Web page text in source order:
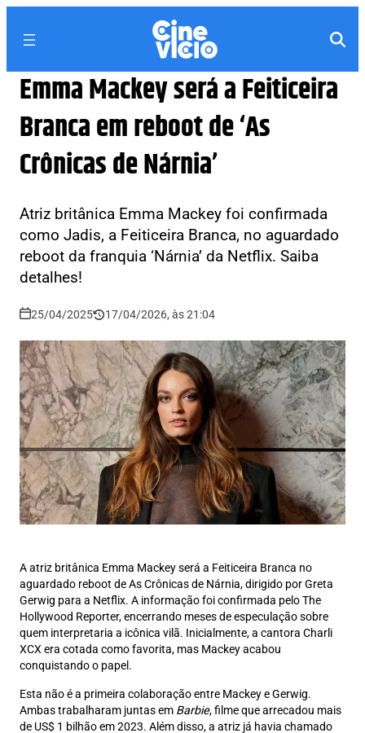
Emma Mackey será a Feiticeira
Branca em reboot de ‘As
Crônicas de Nárnia’
Atriz britânica Emma Mackey foi confirmada
como Jadis, a Feiticeira Branca, no aguardado
reboot da franquia ‘Nárnia’ da Netflix. Saiba
detalhes!
25/04/2025 17/04/2026, às 21:04
A atriz britânica Emma Mackey será a Feiticeira Branca no
aguardado reboot de As Crônicas de Nárnia, dirigido por Greta
Gerwig para a Netflix. A informação foi confirmada pelo The
Hollywood Reporter, encerrando meses de especulação sobre
quem interpretaria a icônica vilã. Inicialmente, a cantora Charli
XCX era cotada como favorita, mas Mackey acabou
conquistando o papel.
Esta não é a primeira colaboração entre Mackey e Gerwig.
Ambas trabalharam juntas em Barbie, filme que arrecadou mais
de US$ 1 bilhão em 2023. Além disso, a atriz já havia chamado